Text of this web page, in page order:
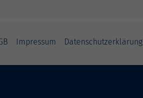
Impressum Datenschutzerklärung